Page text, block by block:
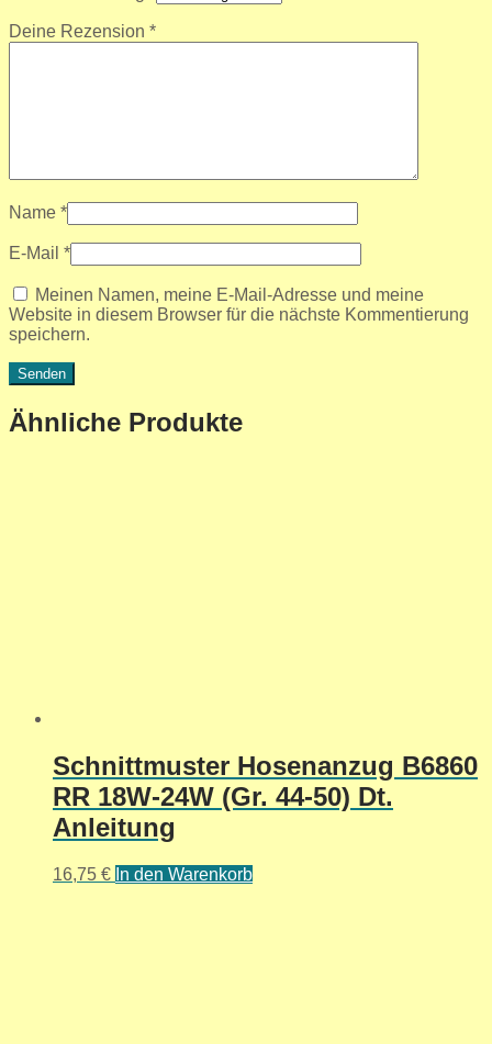
Deine Rezension *
Name *
E-Mail *
Meinen Namen, meine E-Mail-Adresse und meine
Website in diesem Browser für die nächste Kommentierung
speichern.
Ähnliche Produkte
Schnittmuster Hosenanzug B6860
RR 18W-24W (Gr. 44-50) Dt.
Anleitung
16,75 € In den Warenkorb